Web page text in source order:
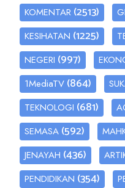
KOMENTAR (2513)
KESIHATAN (1225)
NEGERI (997)
1MediaTV (864)
TEKNOLOGI (681)
SEMASA (592)
JENAYAH (436)
PENDIDIKAN (354)